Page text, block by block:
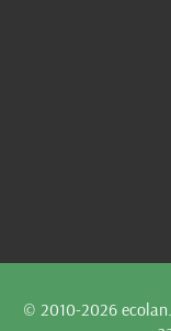
© 2010-2026